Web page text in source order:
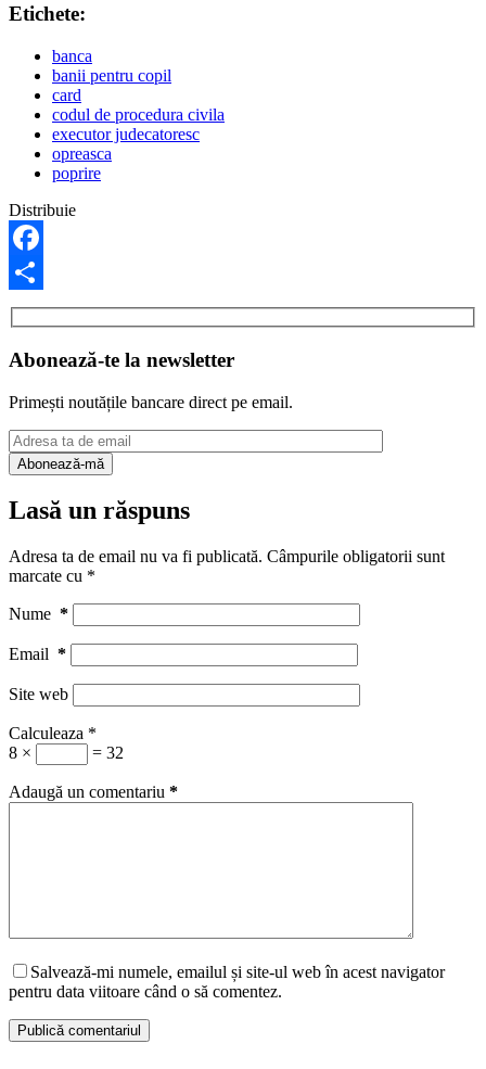
Etichete:
banca
banii pentru copil
card
codul de procedura civila
executor judecatoresc
opreasca
poprire
Distribuie
Facebook
Partajează
Abonează-te la newsletter
Primești noutățile bancare direct pe email.
Lasă un răspuns
Adresa ta de email nu va fi publicată. Câmpurile obligatorii sunt
marcate cu *
Nume *
Email *
Site web
Calculeaza *
8 ×
= 32
Adaugă un comentariu *
Salvează-mi numele, emailul și site-ul web în acest navigator
pentru data viitoare când o să comentez.
Publică comentariul